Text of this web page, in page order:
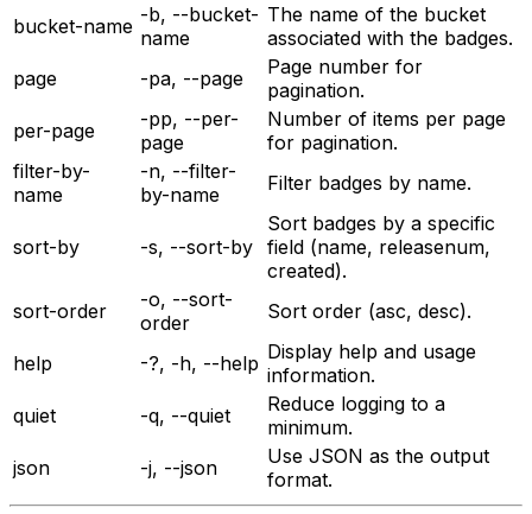
bucket-name -b, --bucket-
name
The name of the bucket
associated with the badges.
page
-pa, --page
Page number for
pagination.
per-page
-pp, --per-
page
Number of items per page
for pagination.
filter-by-
name
-n, --filter-
by-name
Filter badges by name.
sort-by -s, --sort-by
Sort badges by a specific
field (name, releasenum,
created).
sort-order
-o, --sort-
order
Sort order (asc, desc).
help -?, -h, --help Display help and usage
information.
quiet
-q, --quiet
Reduce logging to a
minimum.
json
-j, --json
Use JSON as the output
format.